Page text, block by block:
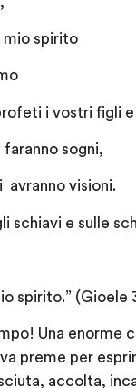
mio spirito
i vostri figli
faranno sogni,
avranno visioni.
schiavi e sulle
spirito.” (Gioele
Una enorme
preme per
accolta,